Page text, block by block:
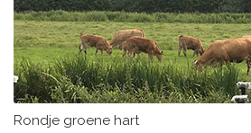
Rondje groene hart